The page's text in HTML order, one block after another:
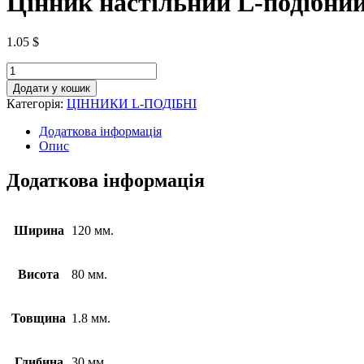
1.05 $
Додати у кошик
Категорія: ЦІННИКИ L-ПОДІБНІ
Додаткова інформація
Опис
Додаткова інформація
Ширина 120 мм.
Висота 80 мм.
Товщина 1.8 мм.